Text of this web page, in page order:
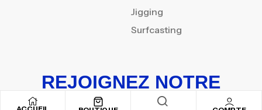
Jigging
Surfcasting
REJOIGNEZ NOTRE
NEWSLETTER